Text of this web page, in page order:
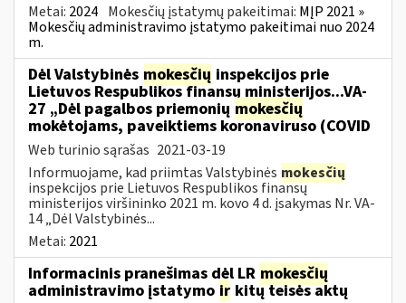
Metai: 2024 Mokesčių įstatymų pakeitimai: MĮP 2021 »
Mokesčių administravimo įstatymo pakeitimai nuo 2024
m.
Dėl Valstybinės mokesčių inspekcijos prie
Lietuvos Respublikos finansų ministerijos...VA-
27 „Dėl pagalbos priemonių mokesčių
mokėtojams, paveiktiems koronaviruso (COVID
Web turinio sąrašas 2021-03-19
Informuojame, kad priimtas Valstybinės mokesčių
inspekcijos prie Lietuvos Respublikos finansų
ministerijos viršininko 2021 m. kovo 4 d. įsakymas Nr. VA-
14 „Dėl Valstybinės...
Metai: 2021
Informacinis pranešimas dėl LR mokesčių
administravimo įstatymo ir kitų teisės aktų